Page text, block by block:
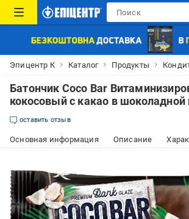
Эпицентр К Каталог Продукты
Батончик Coco Bar
кокосовый с какао в шоколадной
оставить отзыв
Основная информация Описание